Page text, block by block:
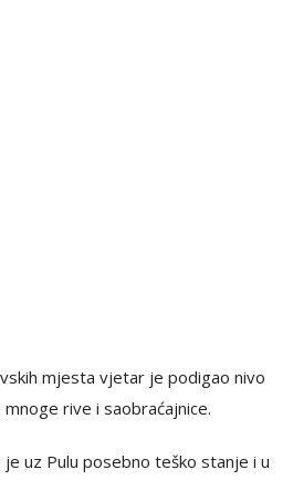
mjesta vjetar je podigao nivo
rive i saobraćajnice.
uz Pulu posebno teško stanje i u